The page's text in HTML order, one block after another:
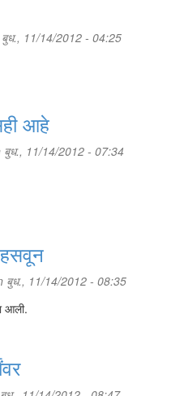
11/14/2012 - 04:25
आहे
11/14/2012 - 07:34
बुध., 11/14/2012 - 08:35
आली.